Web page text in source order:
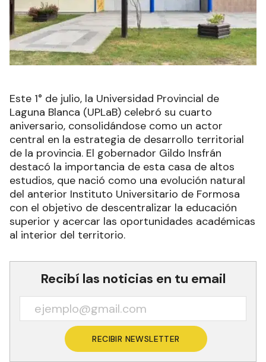
Este 1° de julio, la Universidad Provincial de
Laguna Blanca (UPLaB) celebró su cuarto
aniversario, consolidándose como un actor
central en la estrategia de desarrollo territorial
de la provincia. El gobernador Gildo Insfrán
destacó la importancia de esta casa de altos
estudios, que nació como una evolución natural
del anterior Instituto Universitario de Formosa
con el objetivo de descentralizar la educación
superior y acercar las oportunidades académicas
al interior del territorio.
Recibí las noticias en tu email
RECIBIR NEWSLETTER